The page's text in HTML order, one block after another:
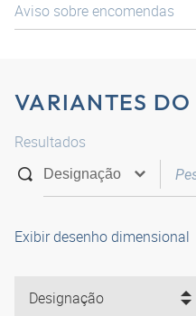
Aviso sobre encomendas
VARIANTES DO
Resultados
Exibir desenho dimensional
Designação